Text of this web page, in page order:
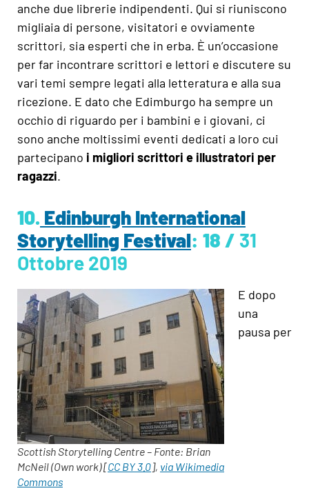
anche due librerie indipendenti. Qui si riuniscono
migliaia di persone, visitatori e ovviamente
scrittori, sia esperti che in erba. È un’occasione
per far incontrare scrittori e lettori e discutere su
vari temi sempre legati alla letteratura e alla sua
ricezione. E dato che Edimburgo ha sempre un
occhio di riguardo per i bambini e i giovani, ci
sono anche moltissimi eventi dedicati a loro cui
partecipano i migliori scrittori e illustratori per
ragazzi.
10. Edinburgh International
Storytelling Festival: 18 / 31
Ottobre 2019
Scottish Storytelling Centre – Fonte: Brian
McNeil (Own work) [CC BY 3.0], via Wikimedia
Commons
E dopo
una
pausa per